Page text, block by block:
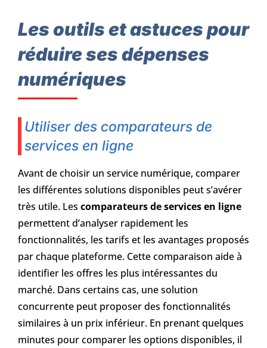
Les outils et astuces pour
réduire ses dépenses
numériques
Utiliser des comparateurs de
services en ligne
Avant de choisir un service numérique, comparer
les différentes solutions disponibles peut s’avérer
très utile. Les comparateurs de services en ligne
permettent d’analyser rapidement les
fonctionnalités, les tarifs et les avantages proposés
par chaque plateforme. Cette comparaison aide à
identifier les offres les plus intéressantes du
marché. Dans certains cas, une solution
concurrente peut proposer des fonctionnalités
similaires à un prix inférieur. En prenant quelques
minutes pour comparer les options disponibles, il